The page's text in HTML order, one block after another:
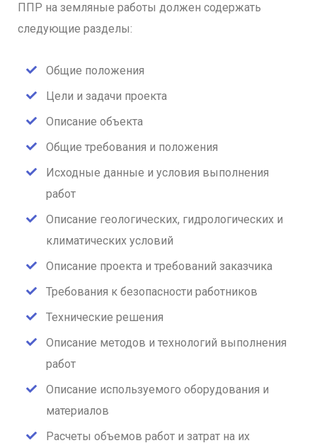
ППР на земляные работы должен содержать
следующие разделы:
Общие положения
Цели и задачи проекта
Описание объекта
Общие требования и положения
Исходные данные и условия выполнения
работ
Описание геологических, гидрологических и
климатических условий
Описание проекта и требований заказчика
Требования к безопасности работников
Технические решения
Описание методов и технологий выполнения
работ
Описание используемого оборудования и
материалов
Расчеты объемов работ и затрат на их